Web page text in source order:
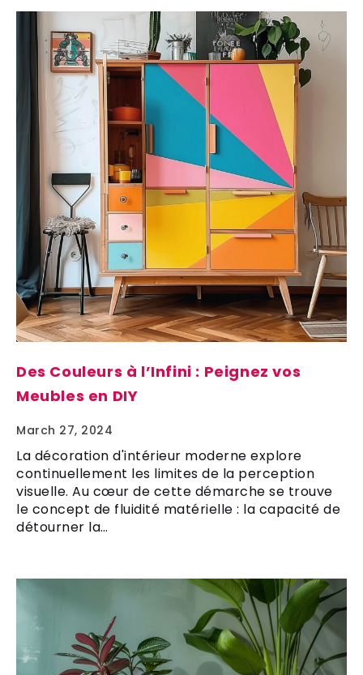
Des Couleurs à l’Infini : Peignez vos
Meubles en DIY
March 27, 2024
La décoration d'intérieur moderne explore
continuellement les limites de la perception
visuelle. Au cœur de cette démarche se trouve
le concept de fluidité matérielle : la capacité de
détourner la…